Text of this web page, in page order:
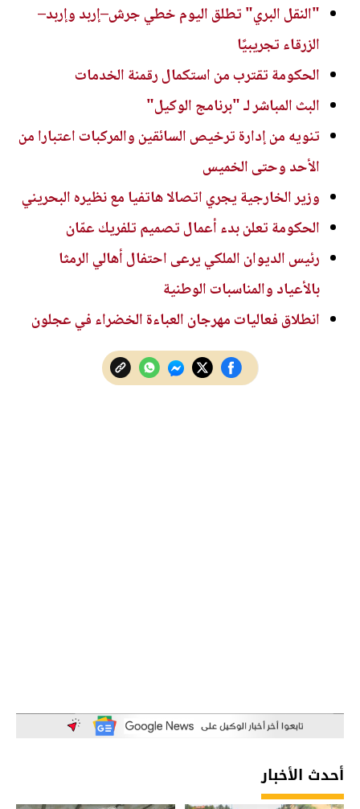
"النقل البري" تطلق اليوم خطي جرش–إربد وإربد–
الزرقاء تجريبيًا
الحكومة تقترب من استكمال رقمنة الخدمات
البث المباشر لـ "برنامج الوكيل"
تنويه من إدارة ترخيص السائقين والمركبات اعتبارا من
الأحد وحتى الخميس
وزير الخارجية يجري اتصالا هاتفيا مع نظيره البحريني
الحكومة تعلن بدء أعمال تصميم تلفريك عمّان
رئيس الديوان الملكي يرعى احتفال أهالي الرمثا
بالأعياد والمناسبات الوطنية
انطلاق فعاليات مهرجان العباءة الخضراء في عجلون
أحدث الأخبار